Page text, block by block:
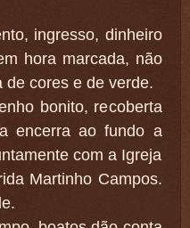
ingresso, dinheiro
hora marcada, não
de cores e de verde.
bonito, recoberta
encerra ao fundo a
com a Igreja
Martinho Campos.